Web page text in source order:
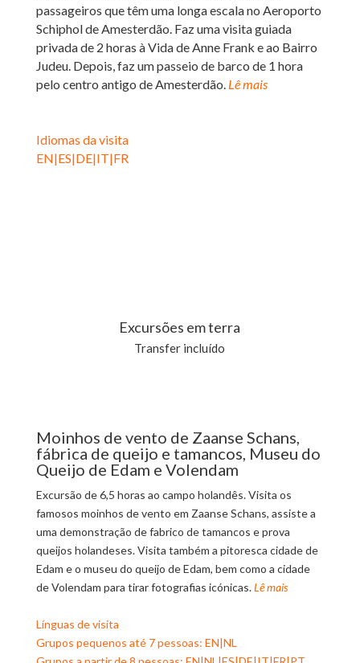
passageiros que têm uma longa escala no Aeroporto
Schiphol de Amesterdão. Faz uma visita guiada
privada de 2 horas à Vida de Anne Frank e ao Bairro
Judeu. Depois, faz um passeio de barco de 1 hora
pelo centro antigo de Amesterdão. Lê mais
Idiomas da visita
EN|ES|DE|IT|FR
Excursões em terra
Transfer incluído
Moinhos de vento de Zaanse Schans,
fábrica de queijo e tamancos, Museu do
Queijo de Edam e Volendam
Excursão de 6,5 horas ao campo holandês. Visita os
famosos moinhos de vento em Zaanse Schans, assiste a
uma demonstração de fabrico de tamancos e prova
queijos holandeses. Visita também a pitoresca cidade de
Edam e o museu do queijo de Edam, bem como a cidade
de Volendam para tirar fotografias icónicas.Lê mais
Línguas de visita
Grupos pequenos até 7 pessoas: EN|NL